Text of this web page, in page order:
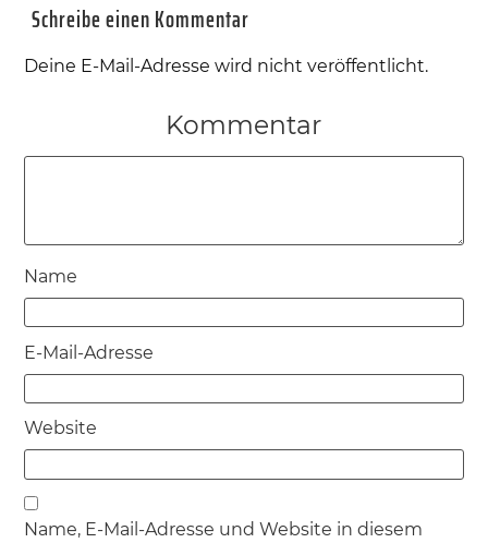
Schreibe einen Kommentar
Deine E-Mail-Adresse wird nicht veröffentlicht.
Kommentar
Name
E-Mail-Adresse
Website
Name, E-Mail-Adresse und Website in diesem